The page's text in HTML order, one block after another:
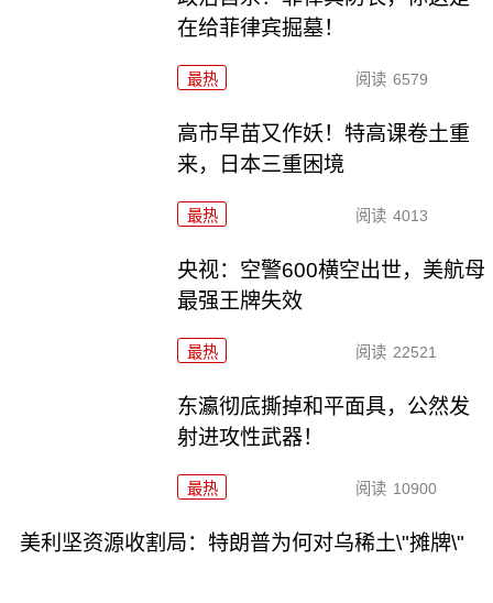
在给菲律宾掘墓！
最热 阅读 6579
高市早苗又作妖！特高课卷土重
来，日本三重困境
最热 阅读 4013
央视：空警600横空出世，美航母
最强王牌失效
最热 阅读 22521
东瀛彻底撕掉和平面具，公然发
射进攻性武器！
最热 阅读 10900
美利坚资源收割局：特朗普为何对乌稀土\"摊牌\"